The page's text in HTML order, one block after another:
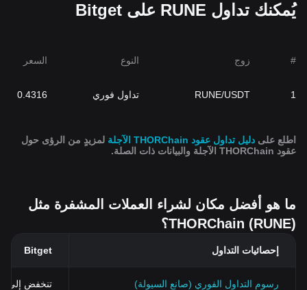
يُمكنك تداول RUNE على Bitget
# زوج النوع السعر
1
RUNE/USDT تداول فوري 0.4316
اطلع على دليل تداول عقود THORChain الآجلة
لمزيدٍ من الرؤى حول
عقود THORChain الآجلة والبيانات ذات الصلة.
ما هو أفضل مكان لشراء العملات المشفرة مثل
THORChain (RUNE)؟
إحصائيات التداول Bitget
رسوم التداول الفوري (صانع السيولة) تنخفض إلى 0%